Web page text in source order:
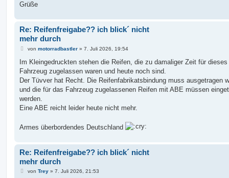
Grüße
Re: Reifenfreigabe?? ich blick´ nicht
mehr durch
B
i
r
a
von motorradbastler» 7. Juli 2026, 19:54
Im Kleingedruckten stehen die Reifen, die zu damaliger Zeit für dieses
Fahrzeug zugelassen waren und heute noch sind.
Der Tüvver hat Recht. Die Reifenfabrikatsbindung muss ausgetragen
und die für das Fahrzeug zugelassenen Reifen mit ABE müssen
werden.
Eine ABE reicht leider heute nicht mehr.
Armes überbordendes Deutschland
Re: Reifenfreigabe?? ich blick´ nicht
mehr durch
Bvon Trey» 7. Juli 2026, 21:53